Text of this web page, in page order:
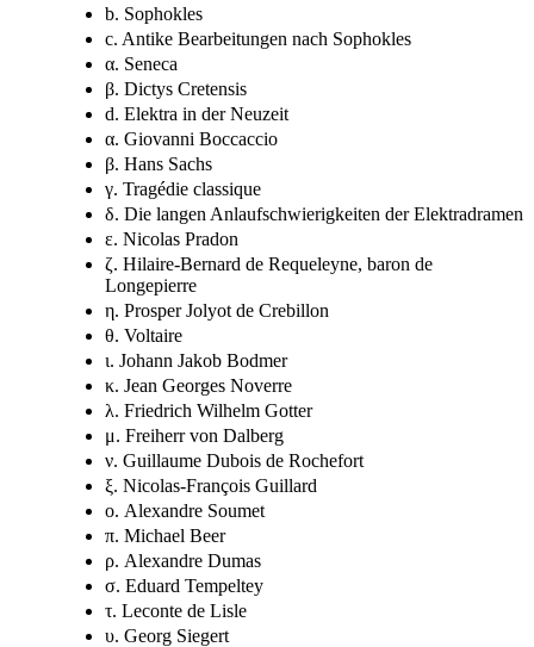
b. Sophokles
c. Antike Bearbeitungen nach Sophokles
α. Seneca
β. Dictys Cretensis
d. Elektra in der Neuzeit
α. Giovanni Boccaccio
β. Hans Sachs
γ. Tragédie classique
δ. Die langen Anlaufschwierigkeiten der Elektradramen
ε. Nicolas Pradon
ζ. Hilaire-Bernard de Requeleyne, baron de
Longepierre
η. Prosper Jolyot de Crebillon
θ. Voltaire
ι. Johann Jakob Bodmer
κ. Jean Georges Noverre
λ. Friedrich Wilhelm Gotter
μ. Freiherr von Dalberg
ν. Guillaume Dubois de Rochefort
ξ. Nicolas-François Guillard
ο. Alexandre Soumet
π. Michael Beer
ρ. Alexandre Dumas
σ. Eduard Tempeltey
τ. Leconte de Lisle
υ. Georg Siegert